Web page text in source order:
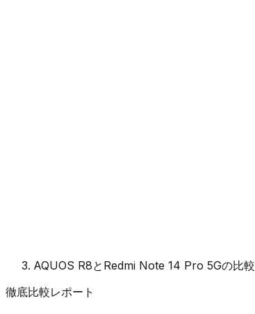
AQUOS R8とRedmi Note 14 Pro 5Gの比較
徹底比較レポート